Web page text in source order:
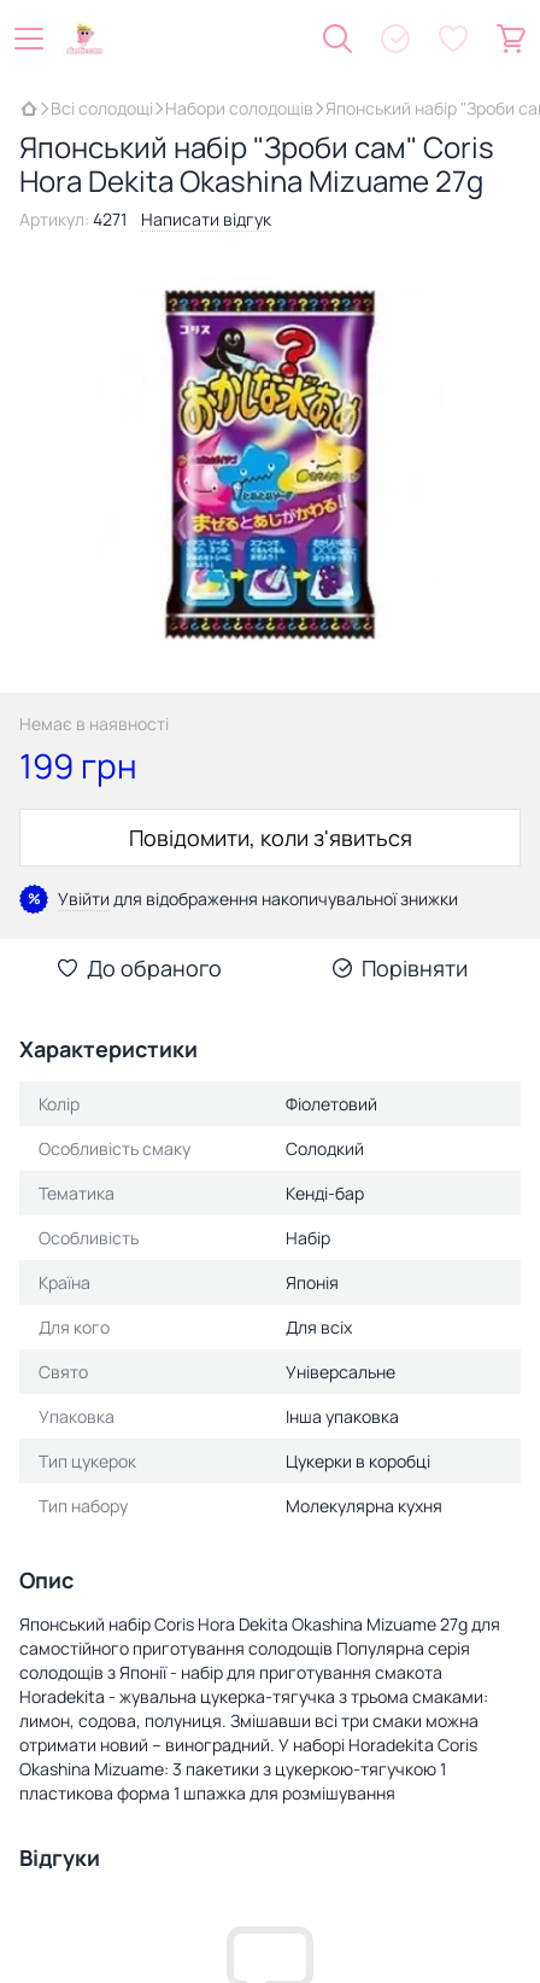
Всі солодощі Набори солодощів Японський набір "Зроби
Японський набір "Зроби сам" Coris
Hora Dekita Okashina Mizuame 27g
Артикул: 4271 Написати відгук
Немає в наявності
199 грн
Повідомити, коли з'явиться
% Увійти для відображення накопичувальної знижки
До обраного Порівняти
Характеристики
Колір
Фіолетовий
Особливість смаку
Солодкий
Тематика
Кенді-бар
Особливість
Набір
Країна
Японія
Для кого
Для всіх
Свято
Універсальне
Упаковка
Інша упаковка
Тип цукерок
Цукерки в коробці
Тип набору
Молекулярна кухня
Опис
Японський набір Coris Hora Dekita Okashina Mizuame 27g для
самостійного приготування солодощів Популярна серія
солодощів з Японії - набір для приготування смакота
Horadekita - жувальна цукерка-тягучка з трьома смаками:
лимон, содова, полуниця. Змішавши всі три смаки можна
отримати новий – виноградний. У наборі Horadekita Coris
Okashina Mizuame: 3 пакетики з цукеркою-тягучкою 1
пластикова форма 1 шпажка для розмішування
Відгуки